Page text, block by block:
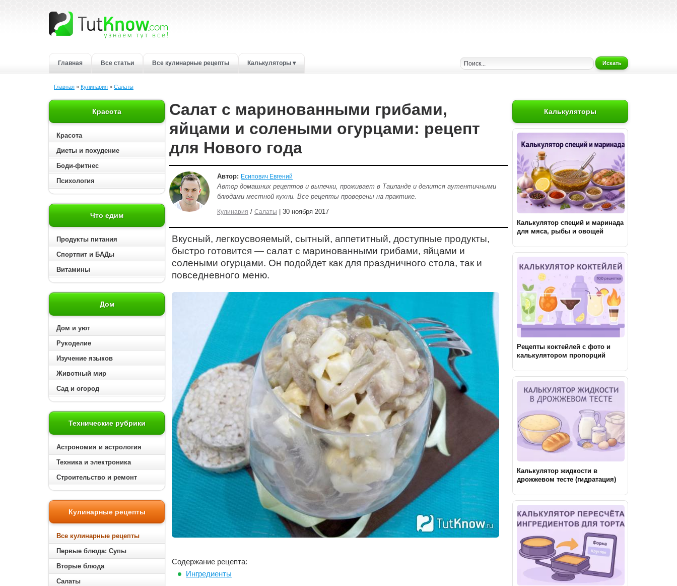
Главная Все статьи Все кулинарные рецепты Калькуляторы ▾ Искать
Главная » Кулинария » Салаты
Красота
Красота
Диеты и похудение
Боди-фитнес
Психология
Что едим
Продукты питания
Спортпит и БАДы
Витамины
Дом
Дом и уют
Рукоделие
Изучение языков
Животный мир
Сад и огород
Технические рубрики
Астрономия и астрология
Техника и электроника
Строительство и ремонт
Кулинарные рецепты
Все кулинарные рецепты
Первые блюда: Супы
Вторые блюда
Салаты
Калькуляторы
Калькулятор специй и маринада
для мяса, рыбы и овощей
Рецепты коктейлей с фото и
калькулятором пропорций
Калькулятор жидкости в
дрожжевом тесте (гидратация)
Салат с маринованными грибами,
яйцами и солеными огурцами: рецепт
для Нового года
Автор: Есипович Евгений
Автор домашних рецептов и выпечки, проживает в Таиланде и делится аутентичными
блюдами местной кухни. Все рецепты проверены на практике.
Кулинария / Салаты | 30 ноября 2017
Вкусный, легкоусвояемый, сытный, аппетитный, доступные продукты,
быстро готовится — салат с маринованными грибами, яйцами и
солеными огурцами. Он подойдет как для праздничного стола, так и
повседневного меню.
Содержание рецепта:
Ингредиенты